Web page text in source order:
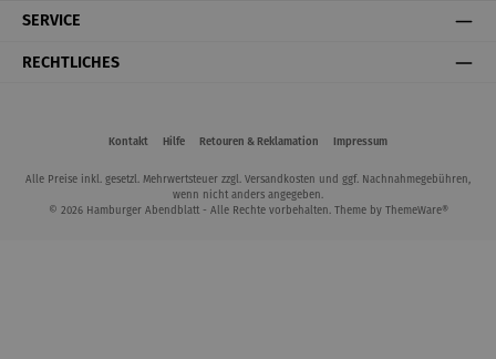
SERVICE
RECHTLICHES
Kontakt Hilfe Retouren & Reklamation Impressum
Alle Preise inkl. gesetzl. Mehrwertsteuer zzgl. Versandkosten und ggf. Nachnahmegebühren,
wenn nicht anders angegeben.
© 2026 Hamburger Abendblatt - Alle Rechte vorbehalten. Theme by ThemeWare®